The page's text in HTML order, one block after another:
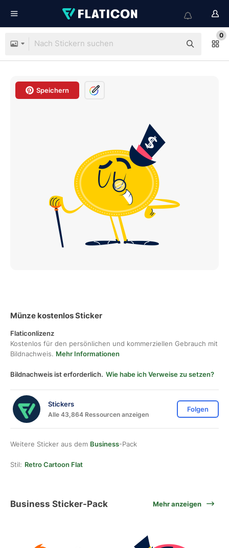
0
Speichern
Münze kostenlos Sticker
Flaticonlizenz
Kostenlos für den persönlichen und kommerziellen Gebrauch mit
Bildnachweis. Mehr Informationen
Bildnachweis ist erforderlich. Wie habe ich Verweise zu setzen?
Stickers
Alle 43,864 Ressourcen anzeigen
Folgen
Weitere Sticker aus dem Business-Pack
Stil: Retro Cartoon Flat
Business Sticker-Pack Mehr anzeigen